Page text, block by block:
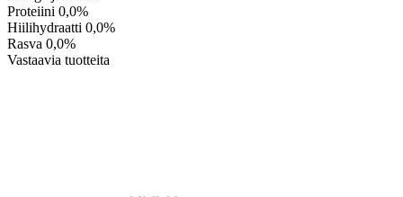
Proteiini 0,0%
Hiilihydraatti 0,0%
Rasva 0,0%
Vastaavia tuotteita